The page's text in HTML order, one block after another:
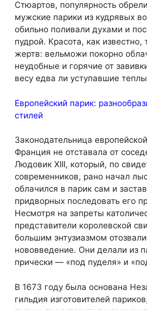
Стюартов, популярность
мужские парики из кудрявых
обильно поливали духами и
пудрой. Красота, как известно,
жертв: вельможи покорно
неудобные и горячие от
весу едва ли уступавшие
Европейский парик:
стилей
Законодательница
Франция не отставала от
Людовик XIII, который, по
современников, рано начал
облачился в парик сам и
придворных последовать его
Несмотря на запреты
представители королевской
большим энтузиазмом
нововведение. Они делали из
прически — «под пуделя» и
В 1673 году была основана
гильдия изготовителей